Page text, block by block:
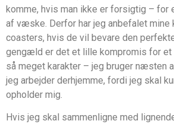
komme, hvis man ikke er forsigtig – for
af væske. Derfor har jeg anbefalet mine
coasters, hvis de vil bevare den
gengæld er det et lille kompromis for et
så meget karakter – jeg bruger næsten
jeg arbejder derhjemme, fordi jeg skal
opholder mig.
Hvis jeg skal sammenligne med